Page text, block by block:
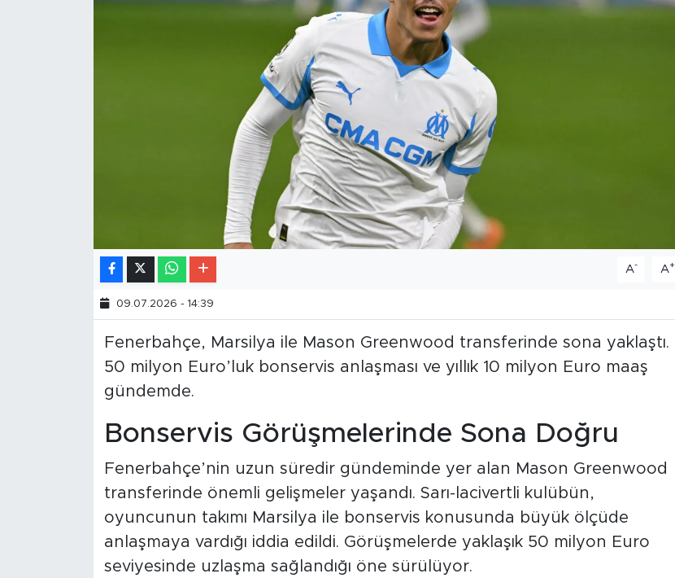
A- A+
09.07.2026 - 14:39
Fenerbahçe, Marsilya ile Mason Greenwood transferinde sona yaklaştı.
50 milyon Euro’luk bonservis anlaşması ve yıllık 10 milyon Euro maaş
gündemde.
Bonservis Görüşmelerinde Sona Doğru
Fenerbahçe’nin uzun süredir gündeminde yer alan Mason Greenwood
transferinde önemli gelişmeler yaşandı. Sarı-lacivertli kulübün,
oyuncunun takımı Marsilya ile bonservis konusunda büyük ölçüde
anlaşmaya vardığı iddia edildi. Görüşmelerde yaklaşık 50 milyon Euro
seviyesinde uzlaşma sağlandığı öne sürülüyor.